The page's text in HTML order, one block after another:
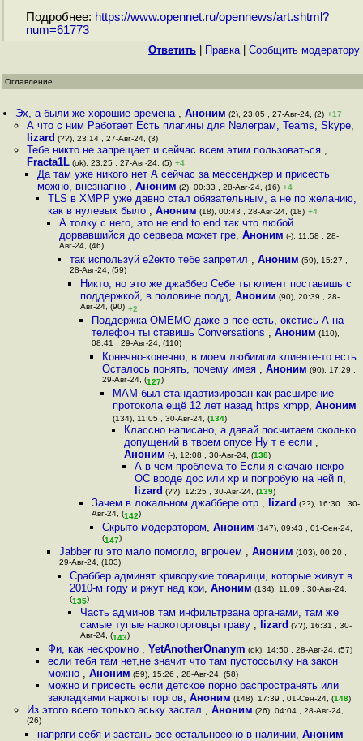
Подробнее: https://www.opennet.ru/opennews/art.shtml?
num=61773
Ответить Правка| Cообщить модератору
Оглавление
Эх, а были же хорошие времена ,Аноним (2), 23:05 , 27-Авг-24, (2) +17
А что с ним Работает Есть плагины для Nелеграм, Teams, Skype,
lizard (??), 23:14 , 27-Авг-24, (3)
Тебе никто не запрещает и сейчас всем этим пользоваться ,
Fracta1L(ok), 23:25 , 27-Авг-24, (5) +4
Да там уже никого нет А сейчас за мессенджер и присесть
можно, внезнапно , Аноним (2), 00:33 , 28-Авг-24, (16) +4
TLS в XMPP уже давно стал обязательным, а не по желанию,
как в нулевых было ,Аноним (18), 00:43 , 28-Авг-24, (18) +4
А толку с него, это не end to end так что любой
дорвавшийся до сервера может гре, Аноним (-), 11:58 , 28-
Авг-24, (46)
так используй е2екто тебе запретил , Аноним (59), 15:27 ,
28-Авг-24, (59)
Никто, но это же джаббер Себе ты клиент поставишь с
поддержкой, в половине подд,Аноним (90), 20:39 , 28-
Авг-24, (90) +2
Поддержка OMEMO даже в псе есть, окстись А на
телефон ты ставишь Conversations , Аноним (110),
08:41 , 29-Авг-24, (110)
Конечно-конечно, в моем любимом клиенте-то есть
Осталось понять, почему имея , Аноним (90), 17:29 ,
29-Авг-24, (127)
MAM был стандартизирован как расширение
протокола ещё 12 лет назад https xmpp,Аноним
(134), 11:05 , 30-Авг-24, (134)
Классно написано, а давай посчитаем сколько
допущений в твоем опусе Ну т е если ,
Аноним (-), 12:08 , 30-Авг-24, (138)
А в чем проблема-то Если я скачаю некро-
ОС вроде дос или хр и попробую на ней п,
lizard (??), 12:25 , 30-Авг-24, (139)
Зачем в локальном джаббере отр , lizard (??), 16:30 , 30-
Авг-24, (142)
Скрыто модератором, Аноним (147), 09:43 , 01-Сен-24,
(147)
Jabber ru это мало помогло, впрочем , Аноним (103), 00:20 ,
29-Авг-24, (103)
Сраббер админят криворукие товарищи, которые живут в
2010-м году и ржут над кри, Аноним (134), 11:09 , 30-Авг-24,
(135)
Часть админов там инфильтрвана органами, там же
самые тупые наркоторговцы траву , lizard (??), 16:31 , 30-
Авг-24, (143)
Фи, как нескромно ,YetAnotherOnanym (ok), 14:50 , 28-Авг-24, (57)
если тебя там нет,не значит что там пустоссылку на закон
можно ,Аноним (59), 15:26 , 28-Авг-24, (58)
можно и присесть если детское порно распространять или
закладками наркоты торгов,Аноним (148), 17:39 , 01-Сен-24, (148)
Из этого всего только аську застал , Аноним (26), 04:04 , 28-Авг-24,
(26)
напряги себя и застань все остальноеоно в наличии, Аноним